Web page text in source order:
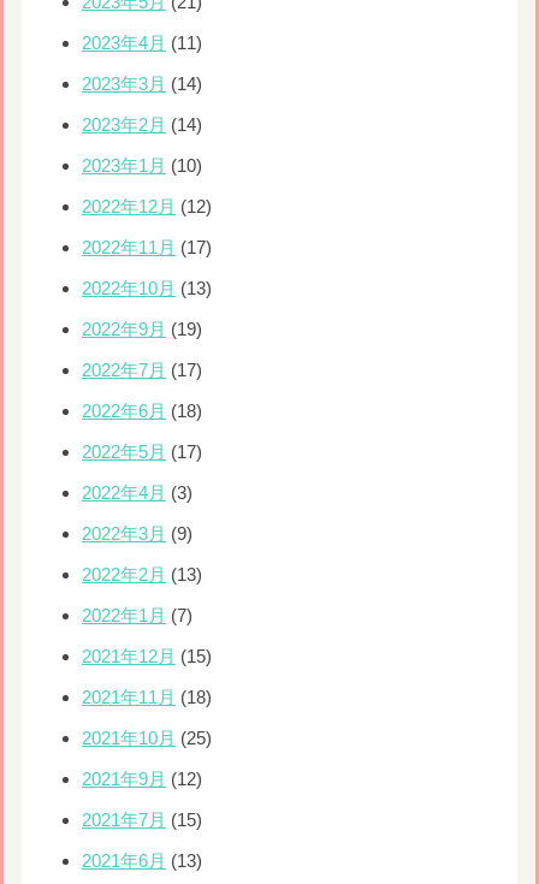
2023年4月 (11)
2023年3月 (14)
2023年2月 (14)
2023年1月 (10)
2022年12月 (12)
2022年11月 (17)
2022年10月 (13)
2022年9月 (19)
2022年7月 (17)
2022年6月 (18)
2022年5月 (17)
2022年4月 (3)
2022年3月 (9)
2022年2月 (13)
2022年1月 (7)
2021年12月 (15)
2021年11月 (18)
2021年10月 (25)
2021年9月 (12)
2021年7月 (15)
2021年6月 (13)